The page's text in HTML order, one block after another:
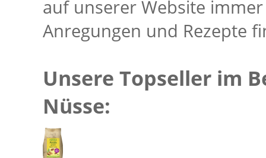
auf unserer Website
Anregungen und Rezepte
Unsere Topseller im
Nüsse: